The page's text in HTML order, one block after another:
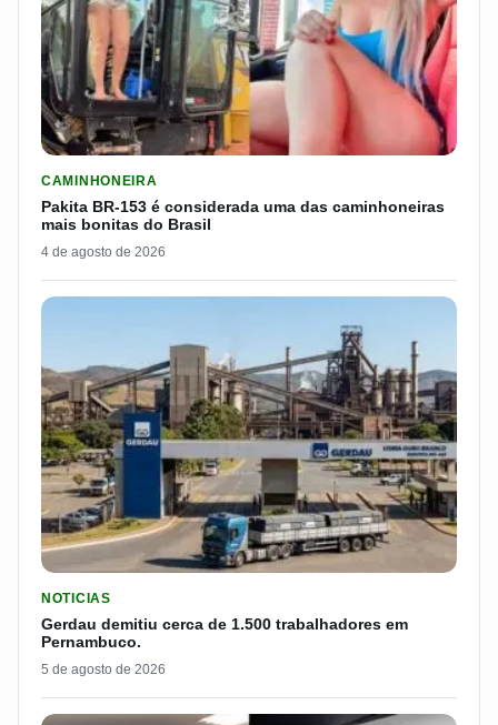
CAMINHONEIRA
Pakita BR-153 é considerada uma das caminhoneiras
mais bonitas do Brasil
4 de agosto de 2026
NOTICIAS
Gerdau demitiu cerca de 1.500 trabalhadores em
Pernambuco.
5 de agosto de 2026